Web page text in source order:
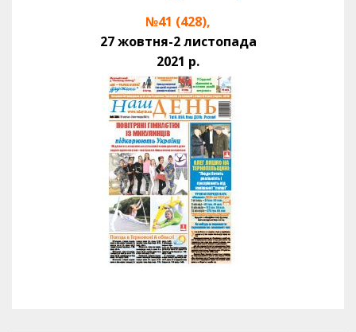
№41 (428),
27 жовтня-2 листопада
2021 р.